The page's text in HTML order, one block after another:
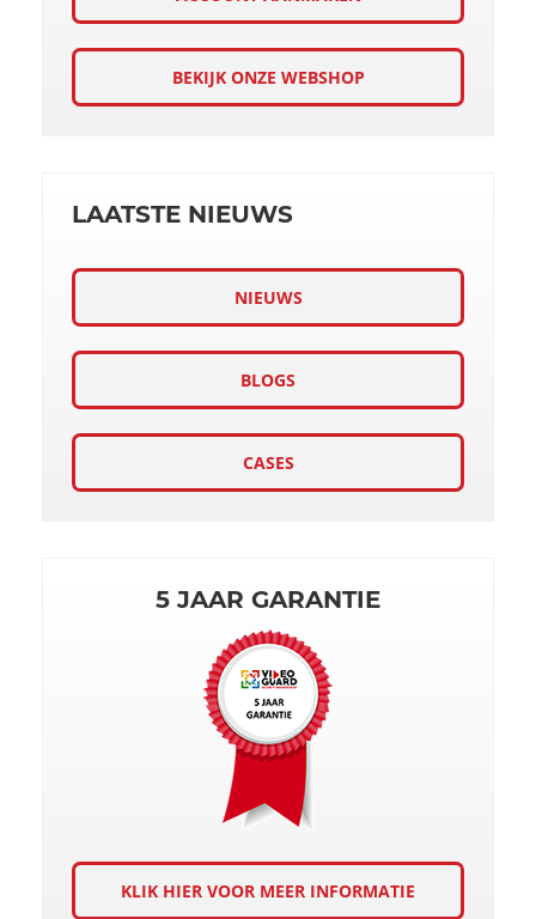
BEKIJK ONZE WEBSHOP
LAATSTE NIEUWS
NIEUWS
BLOGS
CASES
5 JAAR GARANTIE
KLIK HIER VOOR MEER INFORMATIE